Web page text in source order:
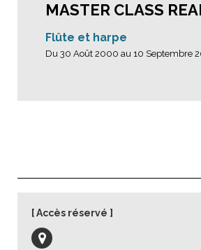
MASTER CLASS
Flûte et harpe
Du 30 Août 2000 au 10 Septembre
Accès réservé